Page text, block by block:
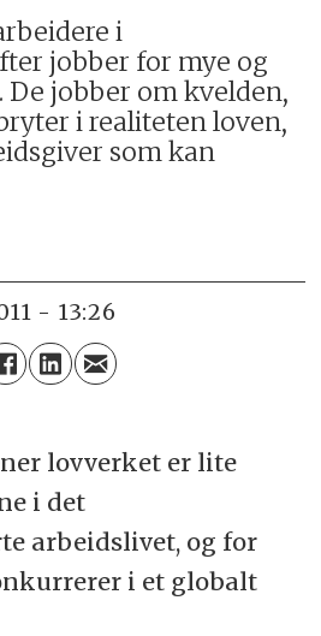
i
jobber for mye og
jobber om kvelden,
i realiteten loven,
som kan
- 13:26
lovverket er lite
i det
arbeidslivet, og for
i et globalt